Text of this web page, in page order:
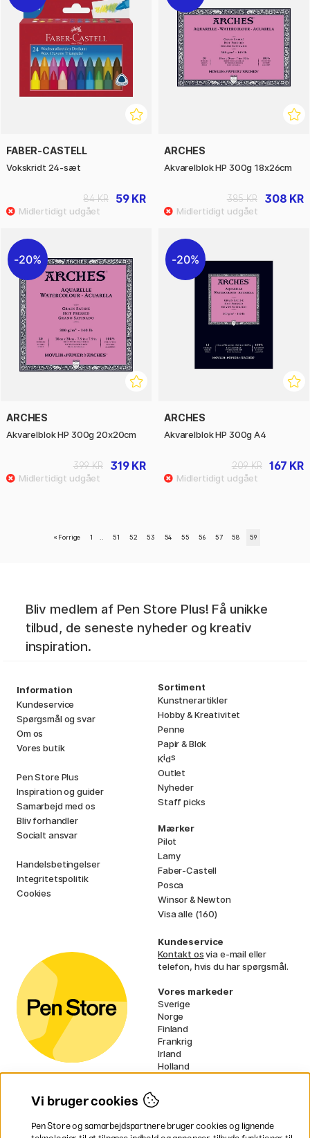
FABER-CASTELL
Vokskridt 24-sæt
59 KR
84 KR
ARCHES
Akvarelblok HP 300g 18x26cm
308 KR
385 KR
20%
ARCHES
Akvarelblok HP 300g 20x20cm
319 KR
399 KR
20%
ARCHES
Akvarelblok HP 300g A4
167 KR
209 KR
« Forrige 1 51 52 53 54 55 56 57 58 59
Bliv medlem af Pen Store Plus! Få unikke
tilbud, de seneste nyheder og kreativ
inspiration.
Information
Kundeservice
Spørgsmål og svar
Om os
Vores butik
Pen Store Plus
Inspiration og guider
Samarbejd med os
Bliv forhandler
Socialt ansvar
Handelsbetingelser
Integritetspolitik
Cookies
Sortiment
Kunstnerartikler
Hobby & Kreativitet
Penne
Papir & Blok
Kids
Outlet
Nyheder
Staff picks
Mærker
Pilot
Lamy
Faber-Castell
Posca
Winsor & Newton
Visa alle (160)
Kundeservice
Kontakt osvia e-mail eller
telefon, hvis du har spørgsmål.
Vores markeder
Sverige
Norge
Finland
Frankrig
Irland
Holland
EU
* Specifikkefragtvilkår gælder for
Vi bruger cookies
Pen Store og samarbejdspartnere bruger cookies og lignende